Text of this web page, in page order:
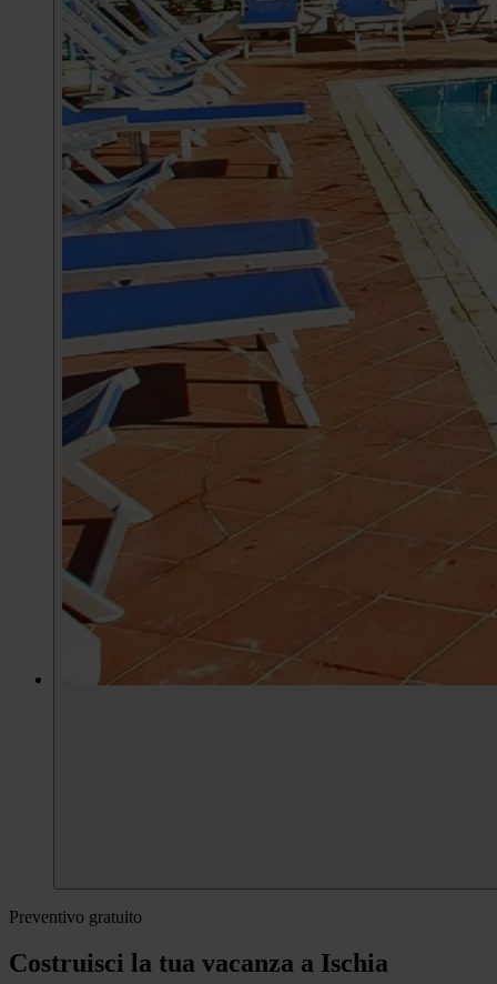
Preventivo gratuito
Costruisci la tua vacanza a Ischia